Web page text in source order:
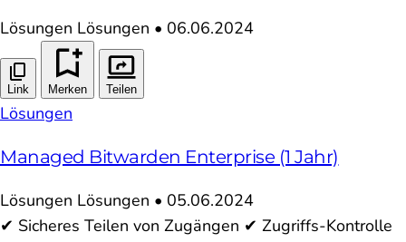
Lösungen Lösungen • 06.06.2024
Link Merken Teilen
Lösungen
Managed Bitwarden Enterprise (1 Jahr)
Lösungen Lösungen • 05.06.2024
✔ Sicheres Teilen von Zugängen ✔ Zugriffs-Kontrolle